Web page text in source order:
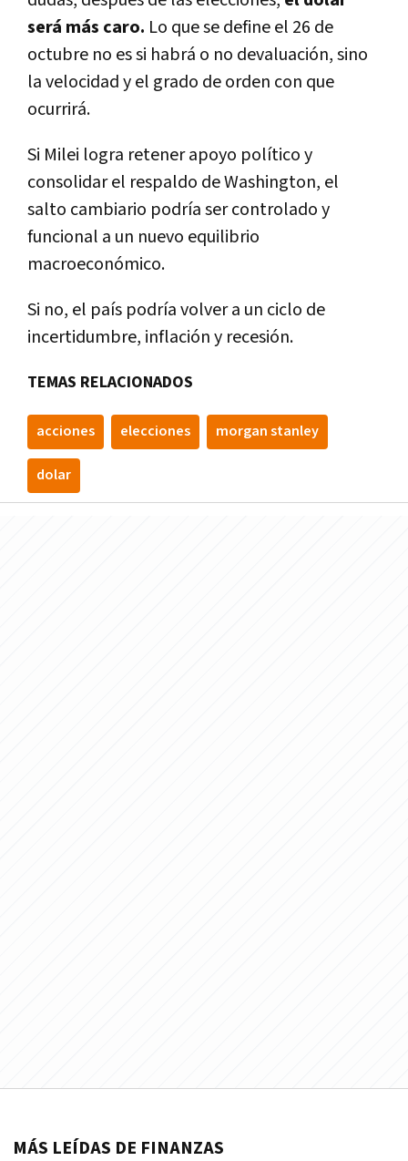
será más caro. Lo que se define el 26 de
octubre no es si habrá o no devaluación, sino
la velocidad y el grado de orden con que
ocurrirá.
Si Milei logra retener apoyo político y
consolidar el respaldo de Washington, el
salto cambiario podría sercontrolado y
funcional a un nuevo equilibrio
macroeconómico.
Si no, el país podría volver a un ciclo de
incertidumbre, inflación y recesión.
TEMAS RELACIONADOS
acciones elecciones morgan stanley
dolar
MÁS LEÍDAS DE FINANZAS